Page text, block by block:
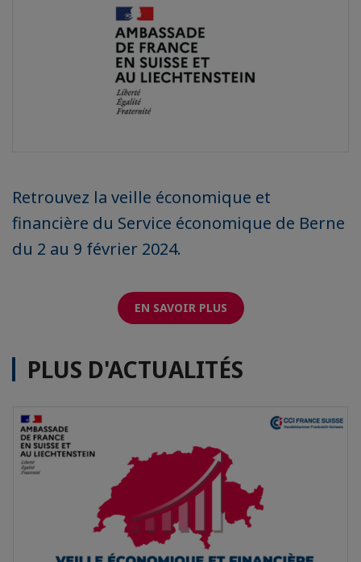
Retrouvez la veille économique et
financière du Service économique de Berne
du 2 au 9 février 2024.
EN SAVOIR PLUS
PLUS D'ACTUALITÉS